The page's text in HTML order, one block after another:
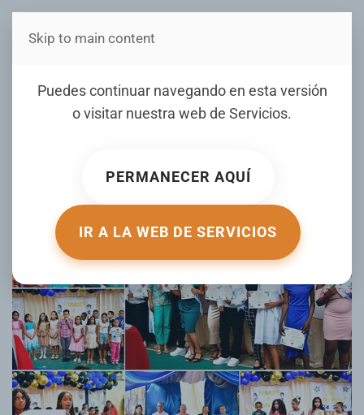
Estás en Telenord Medios
Puedes continuar navegando en esta versión
o visitar nuestra web de Servicios.
PERMANECER AQUÍ
IR A LA WEB DE SERVICIOS
Skip to main content
Escuela Santa Ana SFM
realiza acto al mérito
ESCRITO POR TELENORD.COM EL07 JUNIO 2025